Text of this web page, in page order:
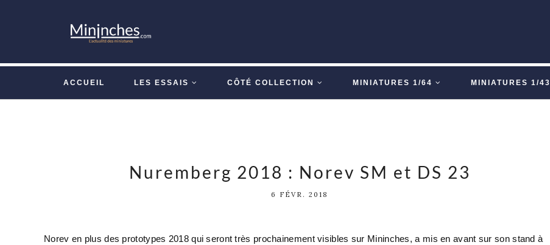
ACCUEIL LES ESSAIS CÔTÉ COLLECTION MINIATURES 1/64 MINIATURES 1/43
Nuremberg 2018 : Norev SM et DS 23
6 FÉVR. 2018
Norev en plus des prototypes 2018 qui seront très prochainement visibles sur Mininches, a mis en avant sur son stand à